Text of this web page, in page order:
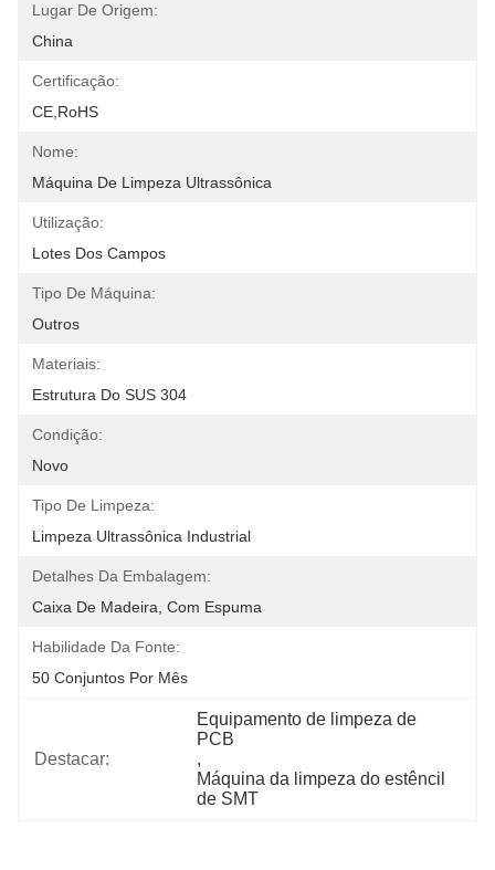
Lugar De Origem:
China
Certificação:
CE,RoHS
Nome:
Máquina De Limpeza Ultrassônica
Utilização:
Lotes Dos Campos
Tipo De Máquina:
Outros
Materiais:
Estrutura Do SUS 304
Condição:
Novo
Tipo De Limpeza:
Limpeza Ultrassônica Industrial
Detalhes Da Embalagem:
Caixa De Madeira, Com Espuma
Habilidade Da Fonte:
50 Conjuntos Por Mês
Destacar:
Equipamento de limpeza de
PCB
,
Máquina da limpeza do estêncil
de SMT